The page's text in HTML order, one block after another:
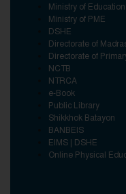
Ministry of Education
Ministry of PME
DSHE
Directorate of
Directorate of
NCTB
NTRCA
e-Book
Public Library
Shikkhok Batayon
BANBEIS
EIMS | DSHE
Online Physical